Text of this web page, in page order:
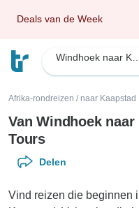
Deals van de Week
Afrika-rondreizen / naar Kaapstad
Van Windhoek
Tours
Delen
Vind reizen die beginnen